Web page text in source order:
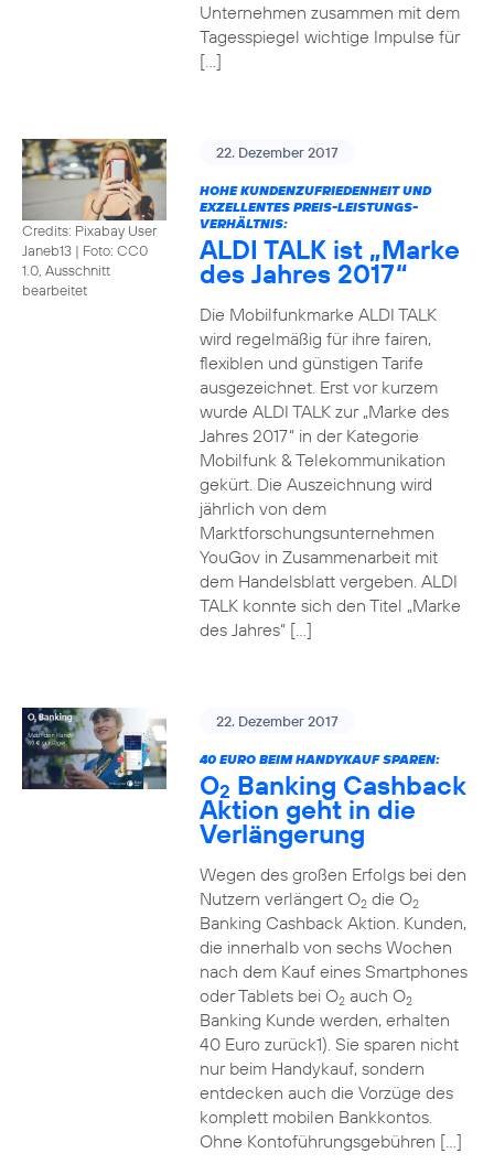
Unternehmen zusammen mit dem
Tagesspiegel wichtige Impulse für
[…]
Credits: Pixabay User
Janeb13 | Foto: CC0
1.0, Ausschnitt
bearbeitet
22. Dezember 2017
HOHE KUNDENZUFRIEDENHEIT UND
EXZELLENTES PREIS-LEISTUNGS-
VERHÄLTNIS:
ALDI TALK ist „Marke
des Jahres 2017“
Die Mobilfunkmarke ALDI TALK
wird regelmäßig für ihre fairen,
flexiblen und günstigen Tarife
ausgezeichnet. Erst vor kurzem
wurde ALDI TALK zur „Marke des
Jahres 2017“ in der Kategorie
Mobilfunk & Telekommunikation
gekürt. Die Auszeichnung wird
jährlich von dem
Marktforschungsunternehmen
YouGov in Zusammenarbeit mit
dem Handelsblatt vergeben. ALDI
TALK konnte sich den Titel „Marke
des Jahres“ […]
22. Dezember 2017
40 EURO BEIM HANDYKAUF SPAREN:
O2 Banking Cashback
Aktion geht in die
Verlängerung
Wegen des großen Erfolgs bei den
Nutzern verlängert O2die O2
Banking Cashback Aktion. Kunden,
die innerhalb von sechs Wochen
nach dem Kauf eines Smartphones
oder Tablets bei O2auch O2
Banking Kunde werden, erhalten
40 Euro zurück1). Sie sparen nicht
nur beim Handykauf, sondern
entdecken auch die Vorzüge des
komplett mobilen Bankkontos.
Ohne Kontoführungsgebühren […]